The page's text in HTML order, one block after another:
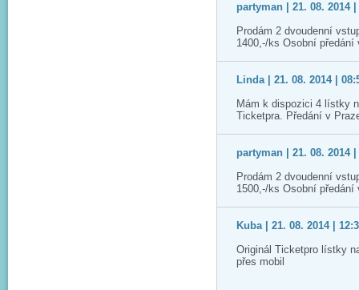
partyman | 21. 08. 2014 |
Prodám 2 dvoudenní
1400,-/ks Osobní
Linda | 21. 08. 2014 |
Mám k dispozici 4 lístky
Ticketpra. Předání v
partyman | 21. 08. 2014 |
Prodám 2 dvoudenní
1500,-/ks Osobní
Kuba | 21. 08. 2014 |
Originál Ticketpro lístky
přes mobil